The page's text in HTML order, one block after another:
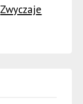
Zwyczaje